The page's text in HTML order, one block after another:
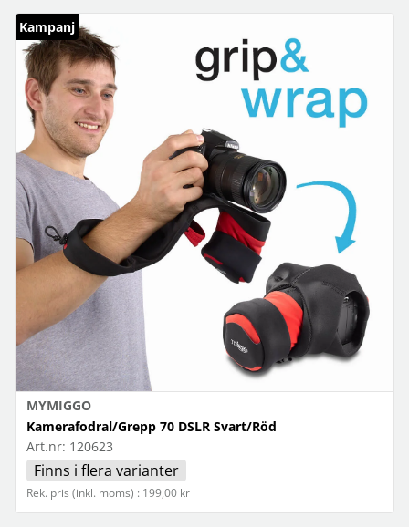
Kampanj
MYMIGGO
Kamerafodral/Grepp 70 DSLR Svart/Röd
Art.nr: 120623
Finns i flera varianter
Rek. pris (inkl. moms) : 199,00 kr